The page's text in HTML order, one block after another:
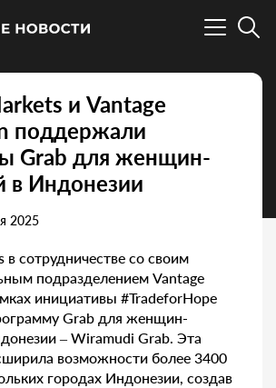
и Vantage
поддержали
Grab для женщин-
в Индонезии
2025
в сотрудничестве со своим
подразделением Vantage
инициативы #TradeforHope
Grab для женщин-
– Wiramudi Grab. Эта
возможности более 3400
городах Индонезии, создав